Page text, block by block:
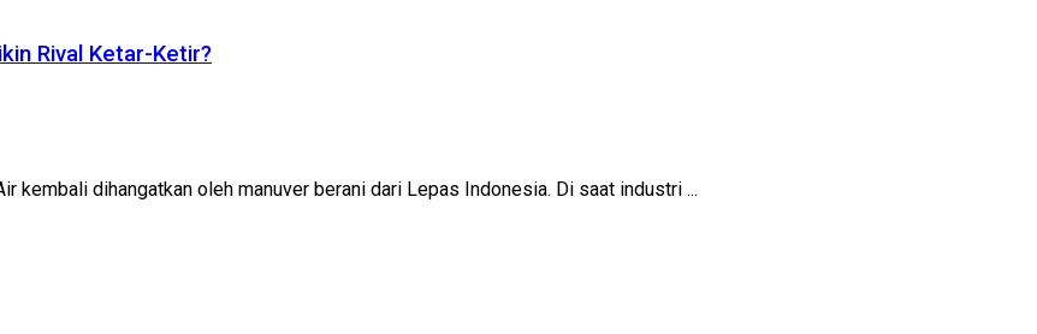
Rival Ketar-Ketir?
kembali dihangatkan oleh manuver berani dari Lepas Indonesia. Di saat industri ...